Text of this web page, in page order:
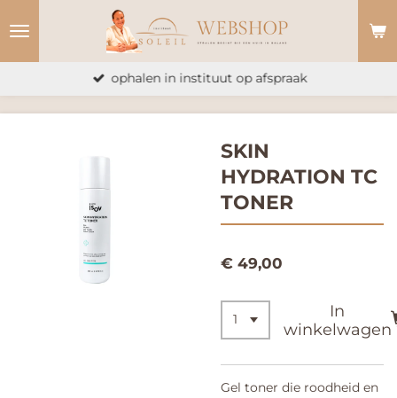
direct
hoofdinhoud
ophalen in instituut op afspraak
SKIN
HYDRATION TC
TONER
€ 49,00
In
winkelwagen
Gel toner die roodheid en